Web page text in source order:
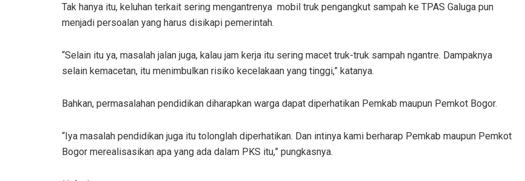
Tak hanya itu, keluhan terkait sering mengantrenya mobil truk pengangkut sampah ke TPAS Galuga pun
menjadi persoalan yang harus disikapi pemerintah.
“Selain itu ya, masalah jalan juga, kalau jam kerja itu sering macet truk-truk sampah ngantre. Dampaknya
selain kemacetan, itu menimbulkan risiko kecelakaan yang tinggi,” katanya.
Bahkan, permasalahan pendidikan diharapkan warga dapat diperhatikan Pemkab maupun Pemkot Bogor.
“Iya masalah pendidikan juga itu tolonglah diperhatikan. Dan intinya kami berharap Pemkab maupun Pemkot
Bogor merealisasikan apa yang ada dalam PKS itu,” pungkasnya.